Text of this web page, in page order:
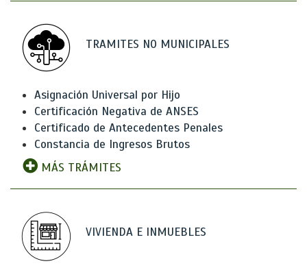
TRAMITES NO MUNICIPALES
Asignación Universal por Hijo
Certificación Negativa de ANSES
Certificado de Antecedentes Penales
Constancia de Ingresos Brutos
MÁS TRÁMITES
VIVIENDA E INMUEBLES